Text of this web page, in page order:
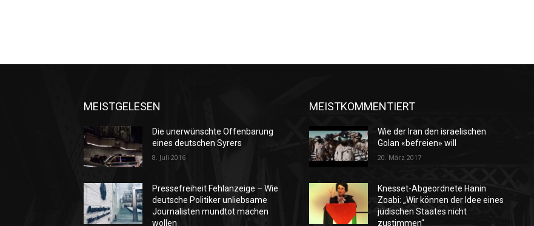
MEISTGELESEN
Die unerwünschte Offenbarung
eines deutschen Syrers
8. Juli 2016
Pressefreiheit Fehlanzeige – Wie
deutsche Politiker unliebsame
Journalisten mundtot machen
wollen
MEISTKOMMENTIERT
Wie der Iran den israelischen
Golan «befreien» will
20. März 2017
Knesset-Abgeordnete Hanin
Zoabi: „Wir können der Idee eines
jüdischen Staates nicht
zustimmen“